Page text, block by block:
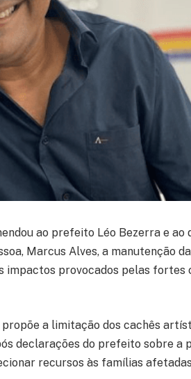
ao prefeito Léo Bezerra e ao
, Marcus Alves, a manutenção
impactos provocados pelas fortes
a limitação dos cachês
declarações do prefeito sobre a
recursos às famílias